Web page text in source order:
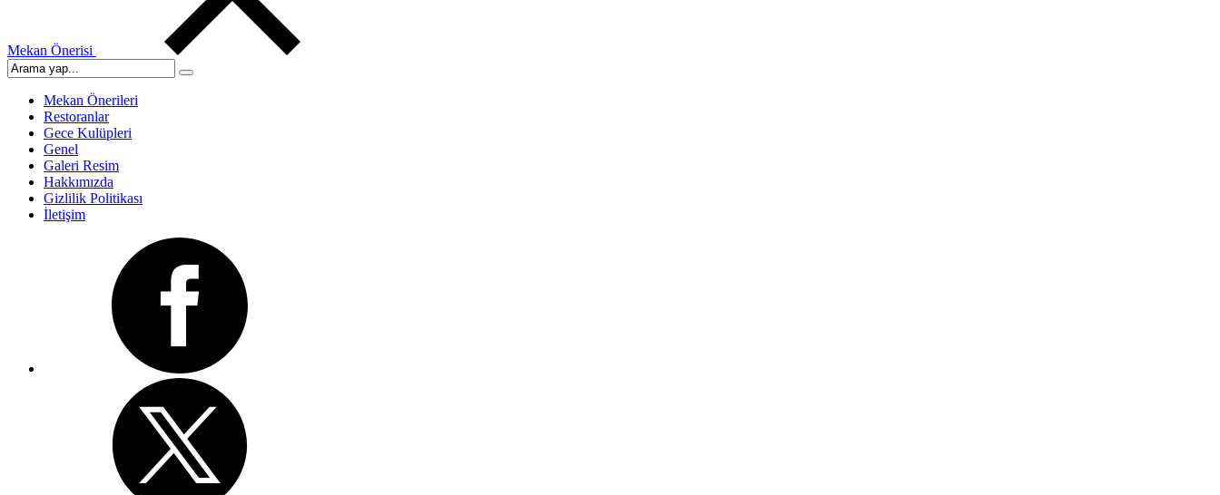
Mekan Önerisi
Mekan Önerileri
Restoranlar
Gece Kulüpleri
Genel
Galeri Resim
Hakkımızda
Gizlilik Politikası
İletişim